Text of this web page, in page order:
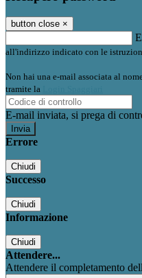
button close ×
all'indirizzo indicato con le
Non hai una e-mail associata al
tramite la
E-mail inviata, si prega di
Errore
Chiudi
Successo
Chiudi
Informazione
Chiudi
Attendere...
Attendere il completamento